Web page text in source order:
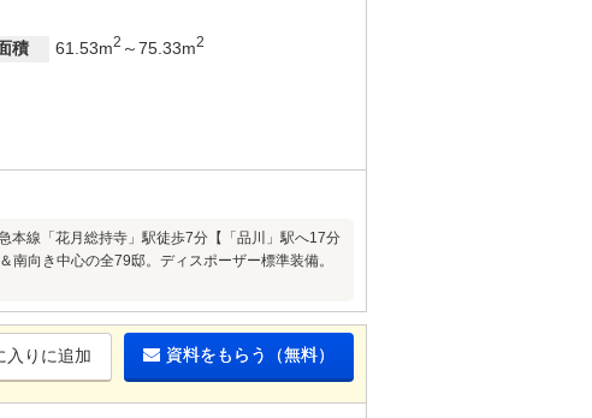
積 61.53m2 ～75.33m2
本線「花月総持寺」駅徒歩7分【「品川」駅へ17分
南向き中心の全79邸。ディスポーザー標準装備。
入りに追加 資料をもらう（無料）